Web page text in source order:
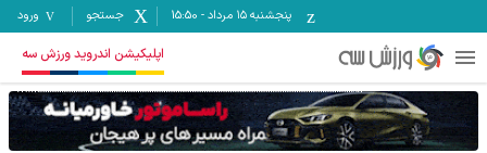
پنجشنبه ۱۵ مرداد -
15:50 جستجو ورود
اپلیکیشن اندروید ورزش سه